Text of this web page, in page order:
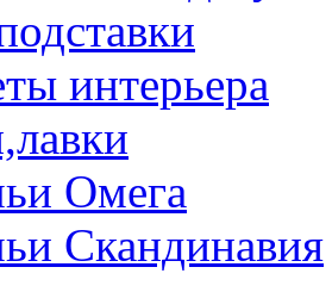
интерьера
Омега
Скандинавия